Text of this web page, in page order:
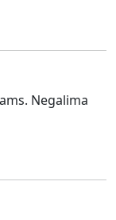
Negalima